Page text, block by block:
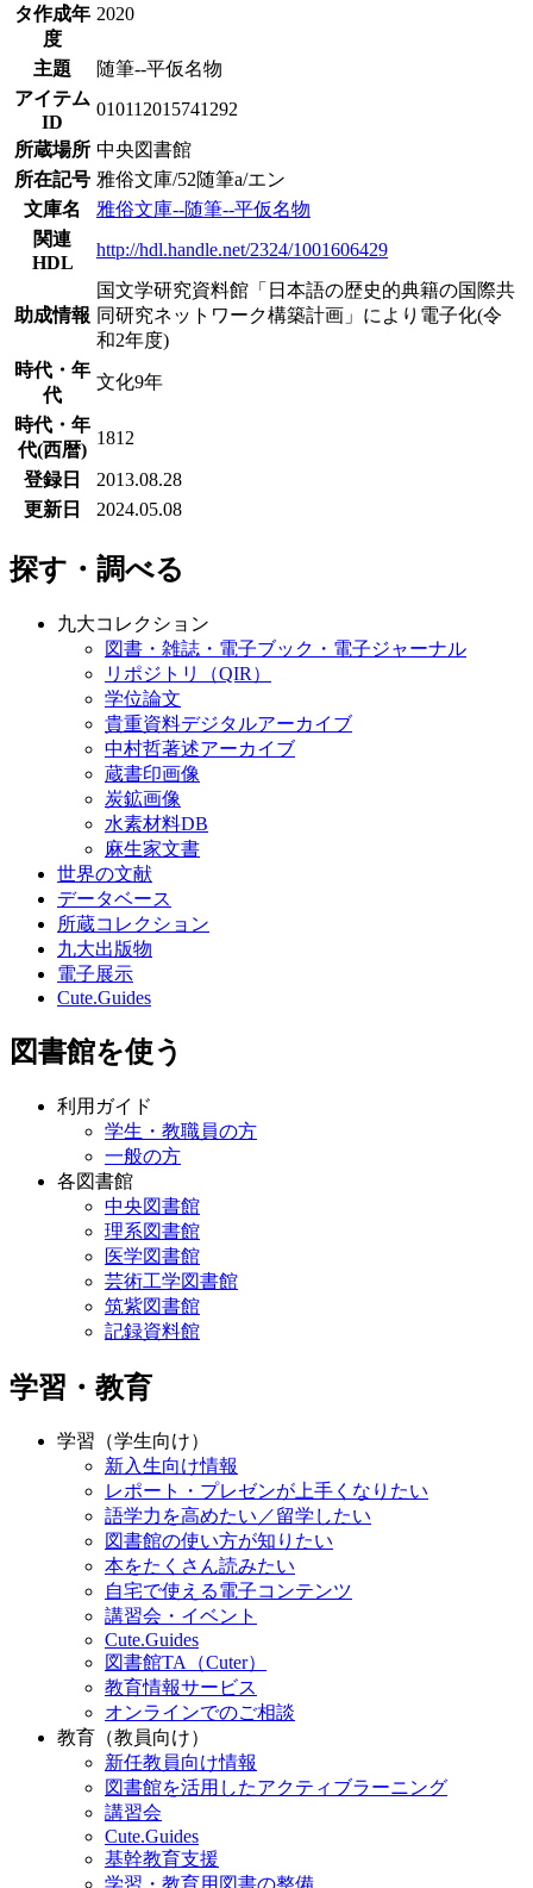
タ作成年
度
2020
主題
随筆--平仮名物
アイテム
ID
010112015741292
所蔵場所 中央図書館
所在記号 雅俗文庫/52随筆a/エン
文庫名
雅俗文庫--随筆--平仮名物
関連
HDL
http://hdl.handle.net/2324/1001606429
助成情報
国文学研究資料館「日本語の歴史的典籍の国際共
同研究ネットワーク構築計画」により電子化(令
和2年度)
時代・年
代
文化9年
時代・年
代(西暦)
1812
登録日
2013.08.28
更新日
2024.05.08
探す・調べる
九大コレクション
図書・雑誌・電子ブック・電子ジャーナル
リポジトリ（QIR）
学位論文
貴重資料デジタルアーカイブ
中村哲著述アーカイブ
蔵書印画像
炭鉱画像
水素材料DB
麻生家文書
世界の文献
データベース
所蔵コレクション
九大出版物
電子展示
Cute.Guides
図書館を使う
利用ガイド
学生・教職員の方
一般の方
各図書館
中央図書館
理系図書館
医学図書館
芸術工学図書館
筑紫図書館
記録資料館
学習・教育
学習（学生向け）
新入生向け情報
レポート・プレゼンが上手くなりたい
語学力を高めたい／留学したい
図書館の使い方が知りたい
本をたくさん読みたい
自宅で使える電子コンテンツ
講習会・イベント
Cute.Guides
図書館TA（Cuter）
教育情報サービス
オンラインでのご相談
教育（教員向け）
新任教員向け情報
図書館を活用したアクティブラーニング
講習会
Cute.Guides
基幹教育支援